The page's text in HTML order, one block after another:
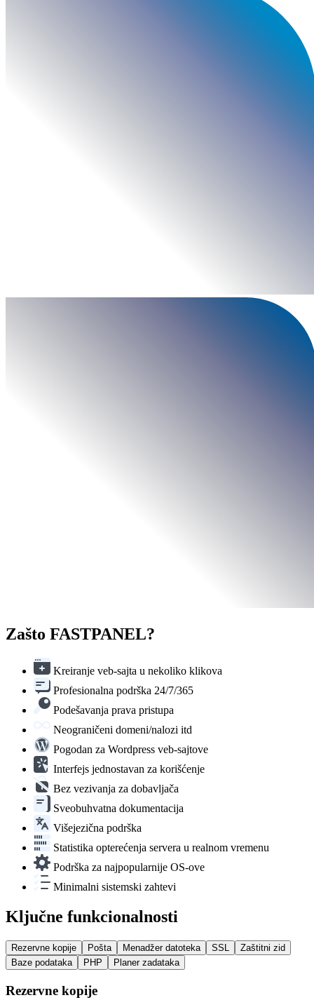
Zašto FASTPANEL?
Kreiranje veb-sajta u nekoliko klikova
Profesionalna podrška 24/7/365
Podešavanja prava pristupa
Neograničeni domeni/nalozi itd
Pogodan za Wordpress veb-sajtove
Interfejs jednostavan za korišćenje
Bez vezivanja za dobavljača
Sveobuhvatna dokumentacija
Višejezična podrška
Statistika opterećenja servera u realnom vremenu
Podrška za najpopularnije OS-ove
Minimalni sistemski zahtevi
Ključne funkcionalnosti
Rezervne kopije Pošta Menadžer datoteka SSL
Zaštitni zid
Baze podataka
PHP Planer zadataka
Rezervne kopije